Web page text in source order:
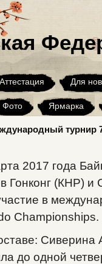
Аттестация Для
Фото Ярмарка
Архив
турнир
2017 года
Гонконг (КНР)
в
Championships.
до одной